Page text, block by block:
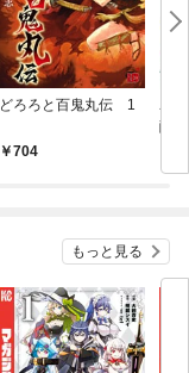
どろろと百鬼丸伝 1
704
ユ
醒
もっと見る